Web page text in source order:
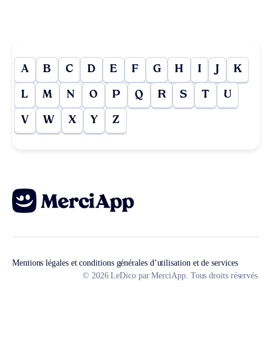
A B C D E F G H I J K
L M N O P Q R S T U
V W X Y Z
Mentions légales et conditions générales d’utilisation et de services
© 2026 LeDico par MerciApp. Tous droits réservés.